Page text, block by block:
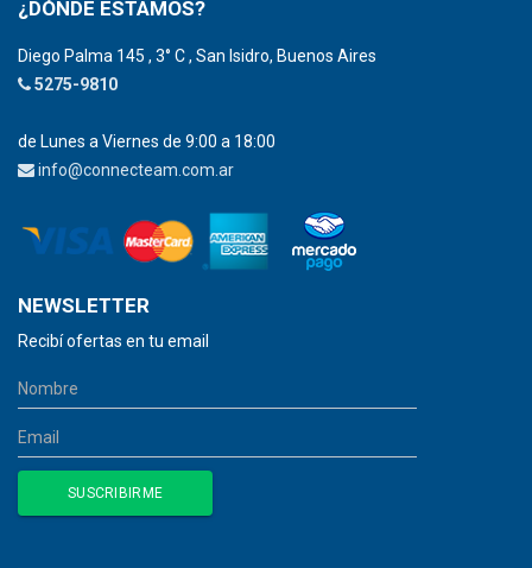
¿DÓNDE ESTAMOS?
Diego Palma 145 , 3° C , San Isidro, Buenos Aires
5275-9810
de Lunes a Viernes de 9:00 a 18:00
info@connecteam.com.ar
NEWSLETTER
Recibí ofertas en tu email